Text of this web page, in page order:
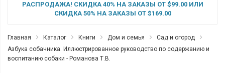
РАСПРОДАЖА! СКИДКА 40% НА ЗАКАЗЫ ОТ $99.00 ИЛИ
СКИДКА 50% НА ЗАКАЗЫ ОТ $169.00
Главная Каталог Книги Дом и семья
Сад и огород
Азбука собачника. Иллюстрированное руководство по содержанию и
воспитанию собаки - Романова Т.В.